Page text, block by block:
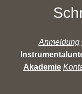
Anmeldung
Akademie